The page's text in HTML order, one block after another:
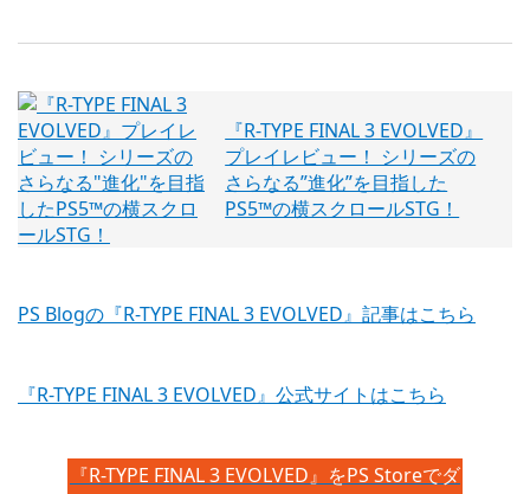
『R-TYPE FINAL 3 EVOLVED』
プレイレビュー！ シリーズの
さらなる”進化”を目指した
PS5™の横スクロールSTG！
PS Blogの『R-TYPE FINAL 3 EVOLVED』記事はこちら
『R-TYPE FINAL 3 EVOLVED』公式サイトはこちら
『R-TYPE FINAL 3 EVOLVED』をPS Storeでダ